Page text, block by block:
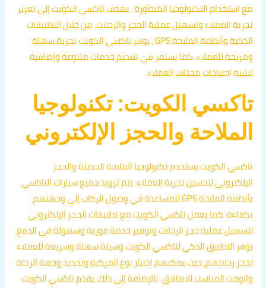
مع استخدام التكنولوجيا المتطورة ، يهدف تاكسي الكويت إلى تعزيز
تجربة العملاء وتسهيل عملية الحجز والرحلات. من خلال التطبيقات
الذكية وأنظمة الملاحة GPS ، يوفر تاكسي الكويت تجربة سهلة
ومريحة للعملاء. كما يستمر في تقديم خدمات متنوعة وإضافية
لتلبية احتياجات مختلف العملاء.
تاكسي الكويت: تكنولوجيا
الملاحة والحجز الإلكتروني
تاكسي الكويت يستخدم تكنولوجيا الملاحة الحديثة والحجز
الإلكتروني لتحسين تجربة العملاء. يتم تزويد جميع سيارات التاكسي
بأنظمة الملاحة GPS للمساعدة في وصول الركاب إلى وجهتهم
بكفاءة. كما يعمل تاكسي الكويت مع تطبيقات الحجز الإلكتروني
لتسهيل عملية حجز الرحلات وتوفير خدمة فورية وسهولة في الدفع.
يوفر التطبيق الذكي لتاكسي الكويت وسيلة سهلة وسريعة للعملاء
لحجز رحلاتهم، حيث يمكنهم اختيار نوع المركبة وتحديد وجهة الرحلة
والوقت المناسب للانطلاق. بالإضافة إلى ذلك، يقدم تاكسي الكويت